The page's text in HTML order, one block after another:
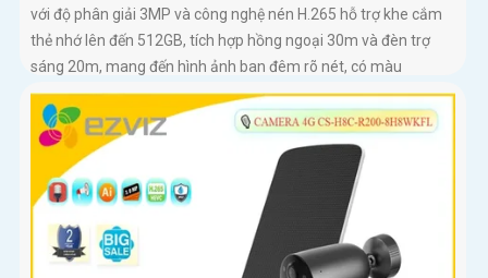
với độ phân giải 3MP và công nghệ nén H.265 hỗ trợ khe cắm
thẻ nhớ lên đến 512GB, tích hợp hồng ngoại 30m và đèn trợ
sáng 20m, mang đến hình ảnh ban đêm rõ nét, có màu